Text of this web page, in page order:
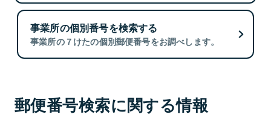
事業所の個別番号を検索する
事業所の７けたの個別郵便番号をお調べします。
郵便番号検索に関する情報